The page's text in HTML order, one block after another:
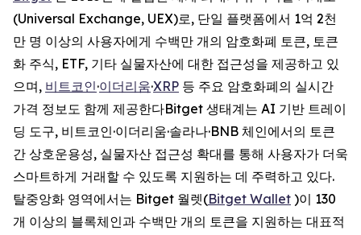
(Universal Exchange, UEX)로, 단일 플랫폼에서 1억 2천
만 명 이상의 사용자에게 수백만 개의 암호화폐 토큰, 토큰
화 주식, ETF, 기타 실물자산에 대한 접근성을 제공하고 있
으며, 비트코인·이더리움·XRP 등 주요 암호화폐의 실시간
가격 정보도 함께 제공한다Bitget 생태계는 AI 기반 트레이
딩 도구, 비트코인·이더리움·솔라나·BNB 체인에서의 토큰
간 상호운용성, 실물자산 접근성 확대를 통해 사용자가 더욱
스마트하게 거래할 수 있도록 지원하는 데 주력하고 있다.
탈중앙화 영역에서는 Bitget 월렛(Bitget Wallet )이 130
개 이상의 블록체인과 수백만 개의 토큰을 지원하는 대표적